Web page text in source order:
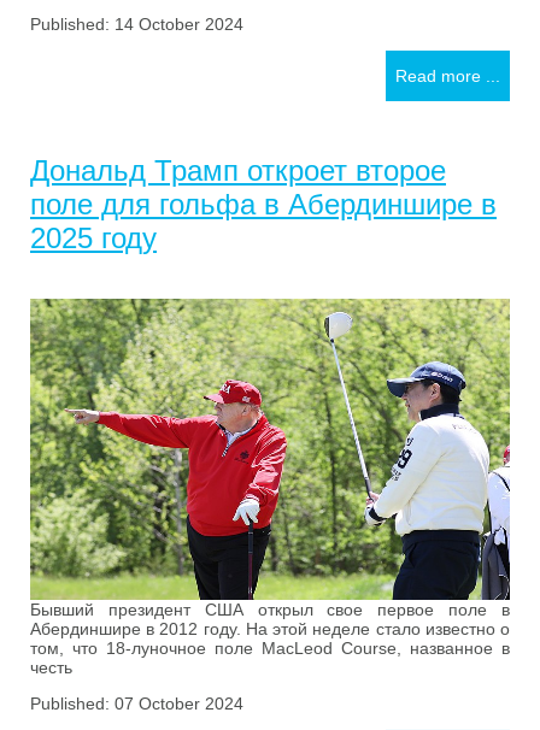
Published: 14 October 2024
Read more ...
Дональд Трамп откроет второе
поле для гольфа в Абердиншире в
2025 году
Бывший президент США открыл свое первое поле в
Абердиншире в 2012 году. На этой неделе стало известно о
том, что 18-луночное поле MacLeod Course, названное в
честь
Published: 07 October 2024